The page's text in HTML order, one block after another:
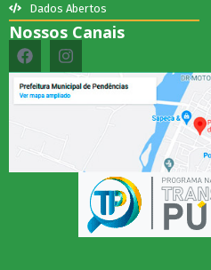
Dados Abertos
Nossos Canais